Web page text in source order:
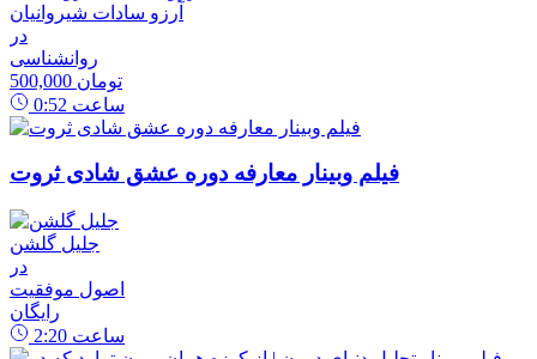
آرزو سادات شیروانیان
در
روانشناسی
500,000 تومان
0:52 ساعت
فیلم وبینار معارفه دوره عشق شادی ثروت
جلیل گلشن
در
اصول موفقیت
رایگان
2:20 ساعت